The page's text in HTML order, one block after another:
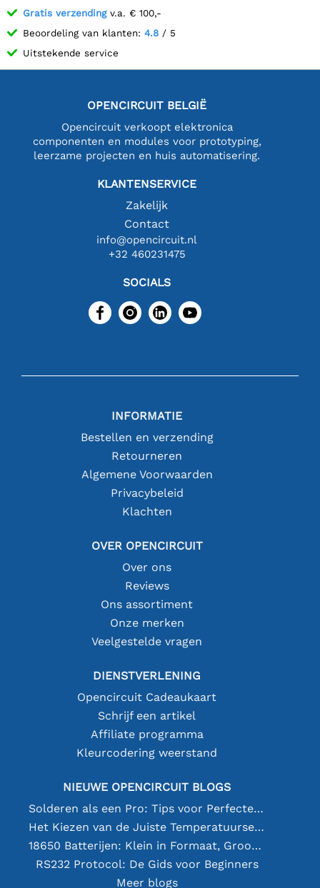
Gratis verzendingv.a. € 100,-
Beoordeling van klanten: 4.8 / 5
Uitstekende service
OPENCIRCUIT BELGIË
Opencircuit verkoopt elektronica
componenten en modules voor prototyping,
leerzame projecten en huis automatisering.
KLANTENSERVICE
Zakelijk
Contact
info@opencircuit.nl
+32 460231475
SOCIALS
INFORMATIE
Bestellen en verzending
Retourneren
Algemene Voorwaarden
Privacybeleid
Klachten
OVER OPENCIRCUIT
Over ons
Reviews
Ons assortiment
Onze merken
Veelgestelde vragen
DIENSTVERLENING
Opencircuit Cadeaukaart
Schrijf een artikel
Affiliate programma
Kleurcodering weerstand
NIEUWE OPENCIRCUIT BLOGS
Solderen als een Pro: Tips voor Perfecte Elektronische Verbindingen
Het Kiezen van de Juiste Temperatuursensor [youtube]
18650 Batterijen: Klein in Formaat, Groot in Prestatie
RS232 Protocol: De Gids voor Beginners
Meer blogs